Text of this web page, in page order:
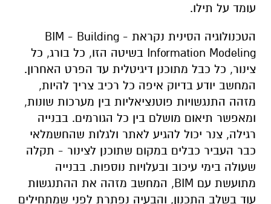
עומד על תילו.
הטכנולוגיה הסינית נקראת - BIM - Building
Information Modeling בשיטה הזו, כל בורג, כל
צינור, כל כבל מתוכנן דיגיטלית עד הפרט האחרון.
המחשב יודע בדיוק איפה כל רכיב צריך להיות,
מזהה התנגשויות פוטנציאליות בין מערכות שונות,
ומאפשר תיאום מושלם בין כל הגורמים. בבנייה
רגילה, צנר יכול להגיע לאתר ולגלות שהחשמלאי
כבר העביר כבלים במקום שתוכנן לצינור - תקלה
שעולה בימי עיכוב ובעלויות נוספות. בבנייה
מתועשת עם BIM, המחשב מזהה את ההתנגשות
עוד בשלב התכנון, והבעיה נפתרת לפני שמתחילים